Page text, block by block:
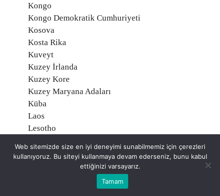
Kongo
Kongo Demokratik Cumhuriyeti
Kosova
Kosta Rika
Kuveyt
Kuzey İrlanda
Kuzey Kore
Kuzey Maryana Adaları
Küba
Laos
Lesotho
Liberya
Web sitemizde size en iyi deneyimi sunabilmemiz için çerezleri
kullanıyoruz. Bu siteyi kullanmaya devam ederseniz, bunu kabul
ettiğinizi varsayarız.
Tamam